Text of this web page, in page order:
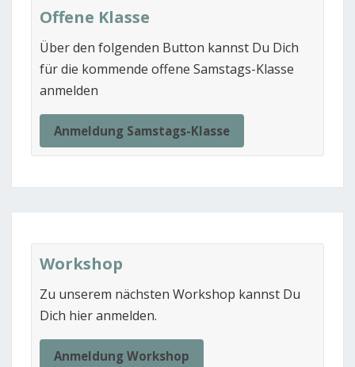
Offene Klasse
Über den folgenden Button kannst Du Dich
für die kommende offene Samstags-Klasse
anmelden
Anmeldung Samstags-Klasse
Workshop
Zu unserem nächsten Workshop kannst Du
Dich hier anmelden.
Anmeldung Workshop